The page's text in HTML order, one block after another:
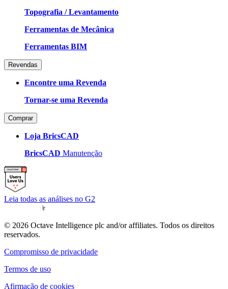
Topografia / Levantamento
Ferramentas de Mecânica
Ferramentas BIM
Revendas
Encontre uma Revenda
Tornar-se uma Revenda
Comprar
Loja BricsCAD
BricsCAD Manutenção
Leia todas as análises no G2
© 2026 Octave Intelligence plc and/or affiliates. Todos os direitos
reservados.
Compromisso de privacidade
Termos de uso
Afirmação de cookies